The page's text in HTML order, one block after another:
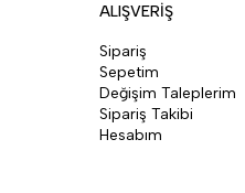
ALIŞVERİŞ
Sipariş
Sepetim
Değişim Taleplerim
Sipariş Takibi
Hesabım